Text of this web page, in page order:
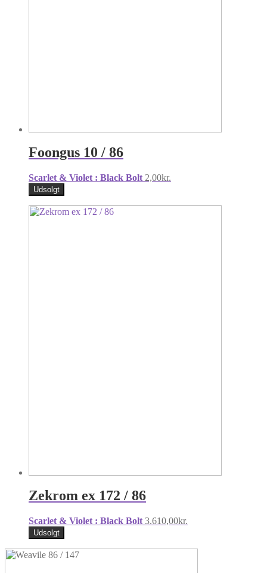
Foongus 10 / 86
Scarlet & Violet : Black Bolt 2,00kr.
Udsolgt
Zekrom ex 172 / 86
Scarlet & Violet : Black Bolt 3.610,00kr.
Udsolgt